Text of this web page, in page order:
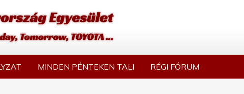
MINDEN PÉNTEKEN TALI RÉGI FÓRUM